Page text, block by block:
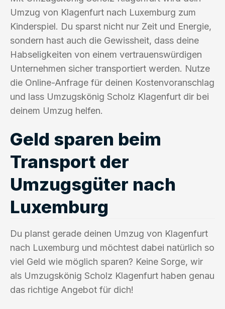
Umzug von Klagenfurt nach Luxemburg zum
Kinderspiel. Du sparst nicht nur Zeit und Energie,
sondern hast auch die Gewissheit, dass deine
Habseligkeiten von einem vertrauenswürdigen
Unternehmen sicher transportiert werden. Nutze
die Online-Anfrage für deinen Kostenvoranschlag
und lass Umzugskönig Scholz Klagenfurt dir bei
deinem Umzug helfen.
Geld sparen beim
Transport der
Umzugsgüter nach
Luxemburg
Du planst gerade deinen Umzug von Klagenfurt
nach Luxemburg und möchtest dabei natürlich so
viel Geld wie möglich sparen? Keine Sorge, wir
als Umzugskönig Scholz Klagenfurt haben genau
das richtige Angebot für dich!